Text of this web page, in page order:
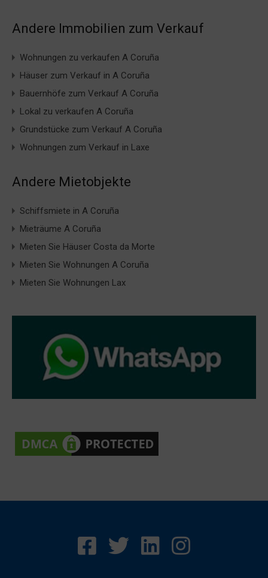
Andere Immobilien zum Verkauf
Wohnungen zu verkaufen A Coruña
Häuser zum Verkauf in A Coruña
Bauernhöfe zum Verkauf A Coruña
Lokal zu verkaufen A Coruña
Grundstücke zum Verkauf A Coruña
Wohnungen zum Verkauf in Laxe
Andere Mietobjekte
Schiffsmiete in A Coruña
Mieträume A Coruña
Mieten Sie Häuser Costa da Morte
Mieten Sie Wohnungen A Coruña
Mieten Sie Wohnungen Lax